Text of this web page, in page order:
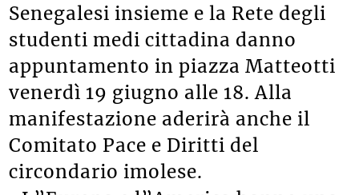
Senegalesi insieme e la Rete degli
studenti medi cittadina danno
appuntamento in piazza Matteotti
venerdì 19 giugno alle 18. Alla
manifestazione aderirà anche il
Comitato Pace e Diritti del
circondario imolese.